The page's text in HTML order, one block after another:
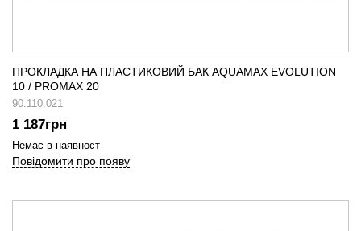
ПРОКЛАДКА НА ПЛАСТИКОВИЙ БАК AQUAMAX EVOLUTION
10 / PROMAX 20
90.110.021
1 187грн
Немає в наявност
Повідомити про появу